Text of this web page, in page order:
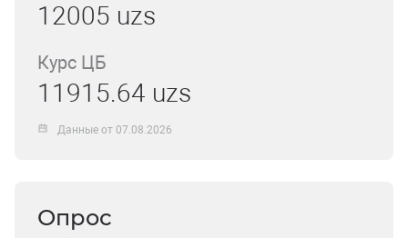
12005 uzs
Курс ЦБ
11915.64 uzs
Данные от 07.08.2026
Опрос